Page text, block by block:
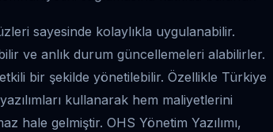
sayesinde kolaylıkla uygulanabilir.
ve anlık durum güncellemeleri alabilirler.
bir şekilde yönetilebilir. Özellikle Türkiye
kullanarak hem maliyetlerini
hale gelmiştir. OHS Yönetim Yazılımı,